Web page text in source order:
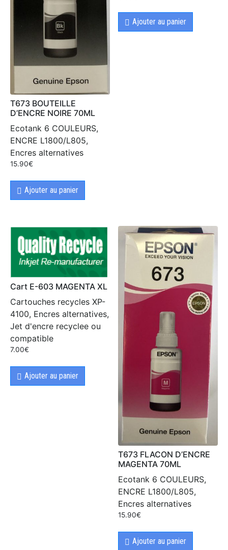
T673 BOUTEILLE
D’ENCRE NOIRE 70ML
Ecotank 6 COULEURS,
ENCRE L1800/L805,
Encres alternatives
15.90€
Ajouter au panier
Ajouter au panier
Cart E-603 MAGENTA XL
Cartouches recycles XP-
4100, Encres alternatives,
Jet d'encre recyclee ou
compatible
7.00€
Ajouter au panier
T673 FLACON D’ENCRE
MAGENTA 70ML
Ecotank 6 COULEURS,
ENCRE L1800/L805,
Encres alternatives
15.90€
Ajouter au panier